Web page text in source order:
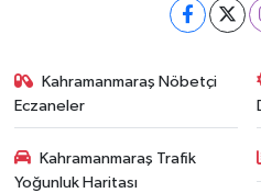
Kahramanmaraş Nöbetçi
Eczaneler
Kahramanmaraş Trafik
Yoğunluk Haritası